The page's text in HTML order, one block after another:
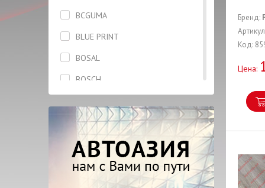
Болт ГБЦ
Бризговик задний левый
Бризговик задний правый
Брызговик передний правый
Вкладыши
Втулка
Гайка
Гидронатяжитель
BCGUMA
BLUE PRINT
BOSAL
BOSCH
CASTROL
CHERY
COTTS
Бренд:
Код:
Цена: